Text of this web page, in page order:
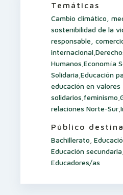
Temáticas
Cambio climático,
sostenibilidad de la
responsable,
internacional
Humanos Economía
Solidaria Educación
educación en valores
solidarios feminismo
relaciones Norte-Sur
Público
Bachillerato
Educación secundaria
Educadores/as